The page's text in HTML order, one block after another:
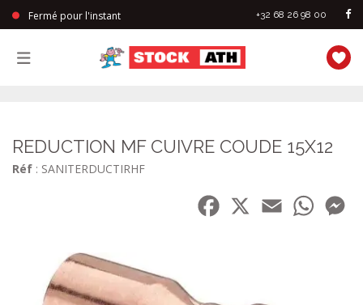
Fermé pour l'instant +32 68 26 98 00
REDUCTION MF CUIVRE COUDE 15X12
Réf : SANITERDUCTIRHF
Facebook
Email